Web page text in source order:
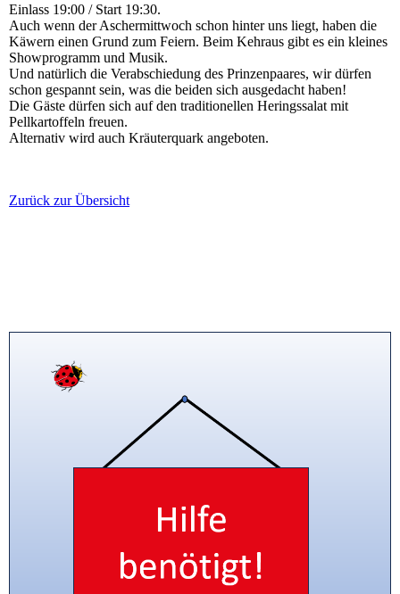
Einlass 19:00 / Start 19:30.
Auch wenn der Aschermittwoch schon hinter uns liegt, haben die
Käwern einen Grund zum Feiern. Beim Kehraus gibt es ein kleines
Showprogramm und Musik.
Und natürlich die Verabschiedung des Prinzenpaares, wir dürfen
schon gespannt sein, was die beiden sich ausgedacht haben!
Die Gäste dürfen sich auf den traditionellen Heringssalat mit
Pellkartoffeln freuen.
Alternativ wird auch Kräuterquark angeboten.
Zurück zur Übersicht